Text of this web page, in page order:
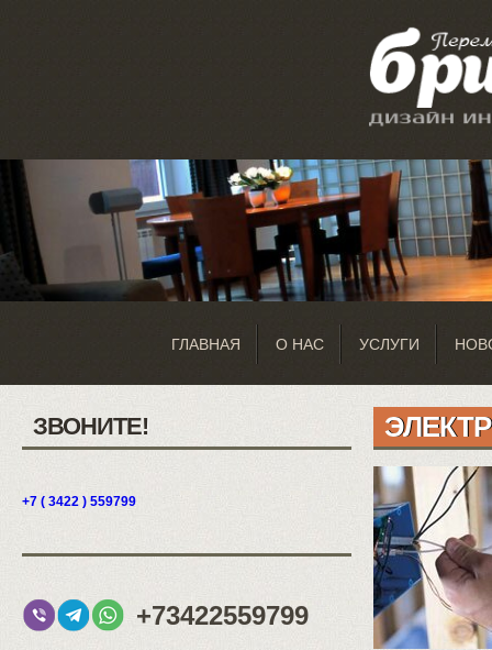
ГЛАВНАЯ О НАС УСЛУГИ
ЗВОНИТЕ!
+7 ( 3422 ) 559799
+73422559799